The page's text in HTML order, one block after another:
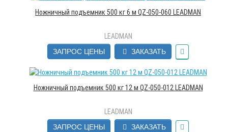
Ножничный подъемник 500 кг 6 м QZ-050-060 LEADMAN
LEADMAN
ЗАПРОС ЦЕНЫ
ЗАКАЗАТЬ
Ножничный подъемник 500 кг 12 м QZ-050-012 LEADMAN
LEADMAN
ЗАПРОС ЦЕНЫ
ЗАКАЗАТЬ